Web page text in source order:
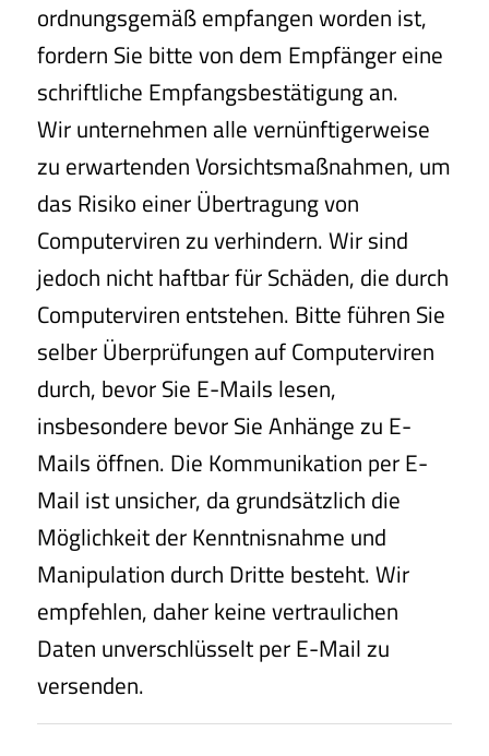
ordnungsgemäß empfangen worden ist,
fordern Sie bitte von dem Empfänger eine
schriftliche Empfangsbestätigung an.
Wir unternehmen alle vernünftigerweise
zu erwartenden Vorsichtsmaßnahmen, um
das Risiko einer Übertragung von
Computerviren zu verhindern. Wir sind
jedoch nicht haftbar für Schäden, die durch
Computerviren entstehen. Bitte führen Sie
selber Überprüfungen auf Computerviren
durch, bevor Sie E-Mails lesen,
insbesondere bevor Sie Anhänge zu E-
Mails öffnen. Die Kommunikation per E-
Mail ist unsicher, da grundsätzlich die
Möglichkeit der Kenntnisnahme und
Manipulation durch Dritte besteht. Wir
empfehlen, daher keine vertraulichen
Daten unverschlüsselt per E-Mail zu
versenden.